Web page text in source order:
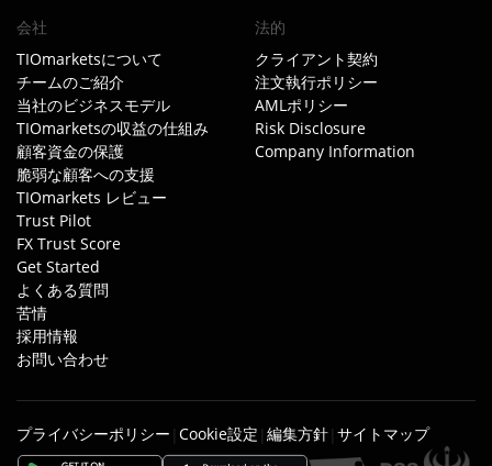
会社
TIOmarketsについて
チームのご紹介
当社のビジネスモデル
TIOmarketsの収益の仕組み
顧客資金の保護
脆弱な顧客への支援
TIOmarkets レビュー
Trust Pilot
FX Trust Score
Get Started
よくある質問
苦情
採用情報
お問い合わせ
法的
クライアント契約
注文執行ポリシー
AMLポリシー
Risk Disclosure
Company Information
プライバシーポリシー | Cookie設定 | 編集方針| サイトマップ